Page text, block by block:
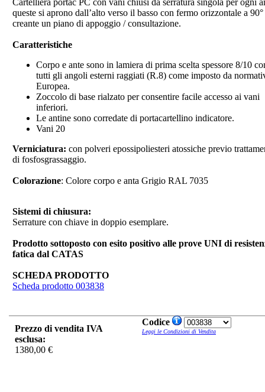
queste si aprono dall’alto verso il basso con fermo orizzontale a 90°
creante un piano di appoggio / consultazione.
Caratteristiche
Corpo e ante sono in lamiera di prima scelta spessore 8/10
tutti gli angoli esterni raggiati (R.8) come imposto da
Europea.
Zoccolo di base rialzato per consentire facile accesso ai vani
inferiori.
Le antine sono corredate di portacartellino indicatore.
Vani 20
Verniciatura: con polveri epossipoliesteri atossiche previo
di fosfosgrassaggio.
Colorazione: Colore corpo e anta Grigio RAL 7035
Sistemi di chiusura:
Serrature con chiave in doppio esemplare.
Prodotto sottoposto con esito positivo alle prove UNI di
fatica dal CATAS
SCHEDA PRODOTTO
Scheda prodotto 003838
Prezzo di vendita IVA
esclusa:
1380,00 €
Codice
Leggi le Condizioni di Vendita